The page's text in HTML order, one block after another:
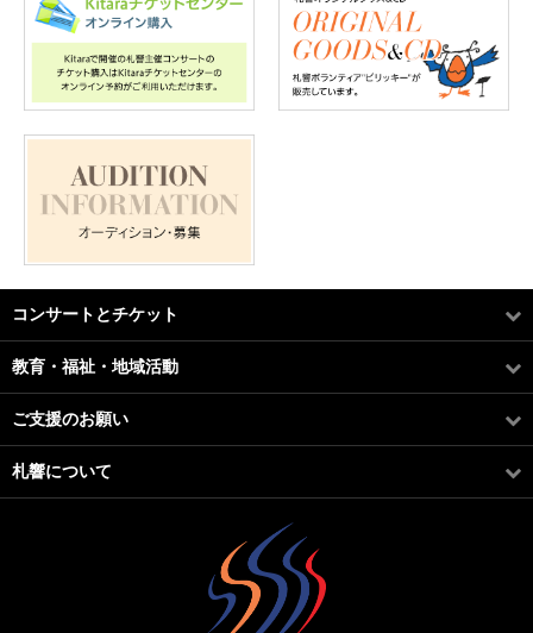
コンサートとチケット
教育・福祉・地域活動
ご支援のお願い
札響について